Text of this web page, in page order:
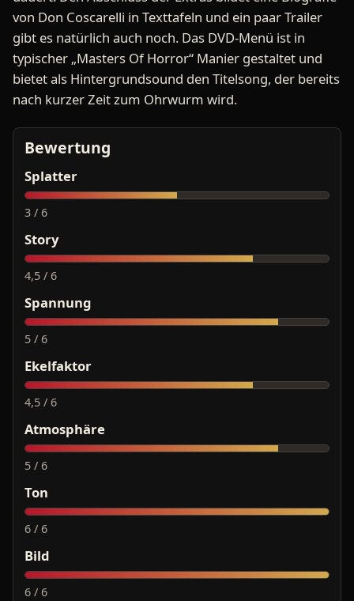
von Don Coscarelli in Texttafeln und ein paar Trailer
gibt es natürlich auch noch. Das DVD-Menü ist in
typischer „Masters Of Horror“ Manier gestaltet und
bietet als Hintergrundsound den Titelsong, der bereits
nach kurzer Zeit zum Ohrwurm wird.
Bewertung
Splatter
3 / 6
Story
4,5 / 6
Spannung
5 / 6
Ekelfaktor
4,5 / 6
Atmosphäre
5 / 6
Ton
6 / 6
Bild
6 / 6